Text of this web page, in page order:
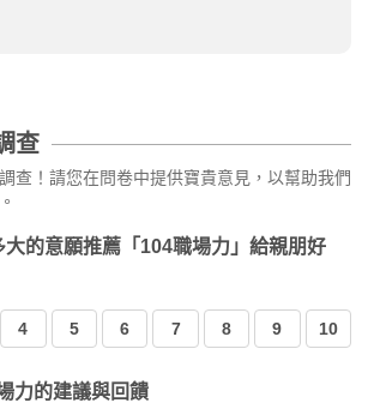
查
查！請您在問卷中提供寶貴意見，以幫助我們
的意願推薦「104職場力」給親朋好
4 5 6 7 8 9 10
力的建議與回饋